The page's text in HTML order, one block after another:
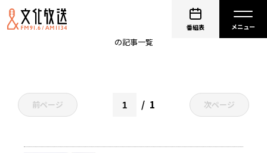
番組表
の記事一覧
前ページ 1 次ページ